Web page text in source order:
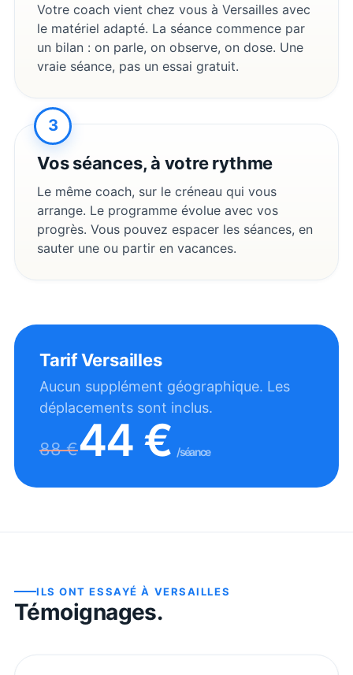
Votre coach vient chez vous à Versailles avec
le matériel adapté. La séance commence par
un bilan : on parle, on observe, on dose. Une
vraie séance, pas un essai gratuit.
3
Vos séances, à votre rythme
Le même coach, sur le créneau qui vous
arrange. Le programme évolue avec vos
progrès. Vous pouvez espacer les séances, en
sauter une ou partir en vacances.
TarifVersailles
Aucun supplément géographique. Les
déplacements sont inclus.
88€44 € /séance
ILS ONT ESSAYÉ À VERSAILLES
Témoignages.